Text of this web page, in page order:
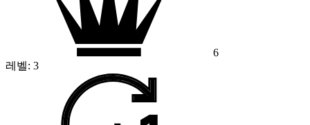
6
레벨: 3